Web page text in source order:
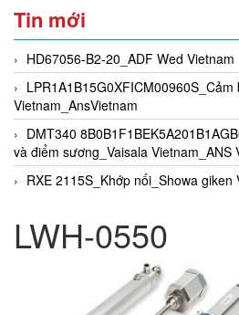
Tin mới
HD67056-B2-20_ADF Wed Vietnam
Vietnam_AnsVietnam
DMT340
và điểm sương_Vaisala Vietnam_ANS
RXE 2115S_Khớp nối_Showa giken
LWH-0550